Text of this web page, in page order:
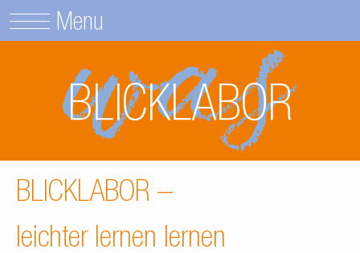
Menu
BLICKLABOR
BLICKLABOR –
leichter lernen lernen